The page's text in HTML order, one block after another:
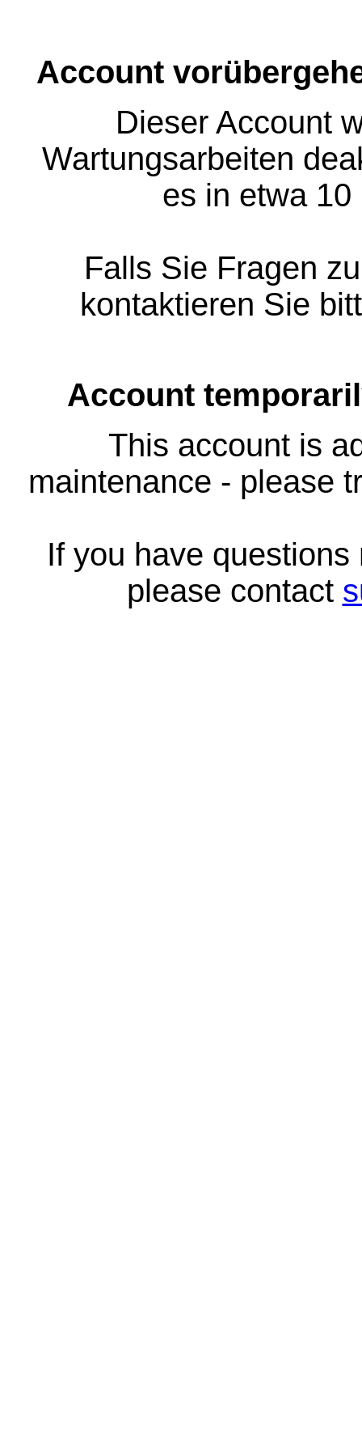
Account
Dieser Account
Wartungsarbeiten
es in etwa
Falls Sie Fragen
kontaktieren Sie
Account
This account is
maintenance - please
If you have
please contact